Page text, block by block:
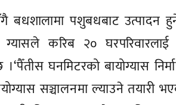
बधशालामा पशुबधबाट
करिब २० घरपरिवारलाई
घनमिटरको बायोग्यास
सञ्चालनमा ल्याउने तयारी